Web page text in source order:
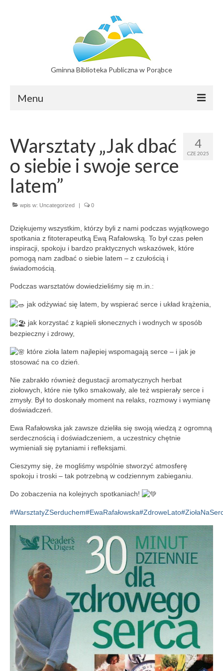
Gminna Biblioteka Publiczna w Porąbce
Menu
Filia w Bujakowie
Filia w Czańcu
Filia w Kobiernicach
Katalog On-line
Aktualności
Wydarzenia 2022
wydarzenia 2021
wydarzenia 2020
wydarzenia 2019
wydarzenia 2018
wydarzenia 2017
RODO
Klauzula informacyjna
Polityka prywatności
Regulamin
Regulamin korzystania ze zbiorów i usług GBP
Galeria 2026
Galeria 2025
Galeria 2024
Galeria 2023
Galeria 2022
Galeria 2021
Galeria 2020
Galeria 2019
4
CZE 2025
Warsztaty „Jak dbać
o siebie i swoje serce
latem”
wpis w: Uncategorized | 0
Dziękujemy wszystkim, którzy byli z nami podczas wyjątkowego
spotkania z fitoterapeutką Ewą Rafałowską. To był czas pełen
inspiracji, spokoju i bardzo praktycznych wskazówek, które
pomogą nam zadbać o siebie latem – z czułością i
świadomością.
Podczas warsztatów dowiedzieliśmy się m.in.:
jak odżywiać się latem, by wspierać serce i układ krążenia,
jak korzystać z kąpieli słonecznych i wodnych w sposób
bezpieczny i zdrowy,
które zioła latem najlepiej wspomagają serce – i jak je
stosować na co dzień.
Nie zabrakło również degustacji aromatycznych herbat
ziołowych, które nie tylko smakowały, ale też wspierały serce i
zmysły. Był to doskonały moment na relaks, rozmowy i wymianę
doświadczeń.
Ewa Rafałowska jak zawsze dzieliła się swoją wiedzą z ogromną
serdecznością i doświadczeniem, a uczestnicy chętnie
wymieniali się pytaniami i refleksjami.
Cieszymy się, że mogliśmy wspólnie stworzyć atmosferę
spokoju i troski – tak potrzebną w codziennym zabieganiu.
Do zobaczenia na kolejnych spotkaniach!
#WarsztatyZSerduchem#EwaRafałowska#ZdroweLato